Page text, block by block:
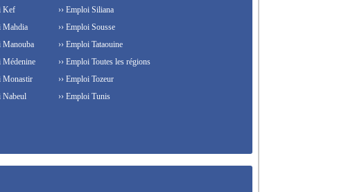
Kef
Mahdia
Manouba
Médenine
Monastir
Nabeul
›› Emploi Siliana
›› Emploi Sousse
›› Emploi Tataouine
›› Emploi Toutes les régions
›› Emploi Tozeur
›› Emploi Tunis